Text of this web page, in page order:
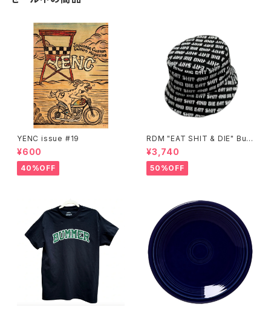
YENC issue #19
¥600
40%OFF
RDM "EAT SHIT & DIE" Buc
ket Hat
¥3,740
50%OFF